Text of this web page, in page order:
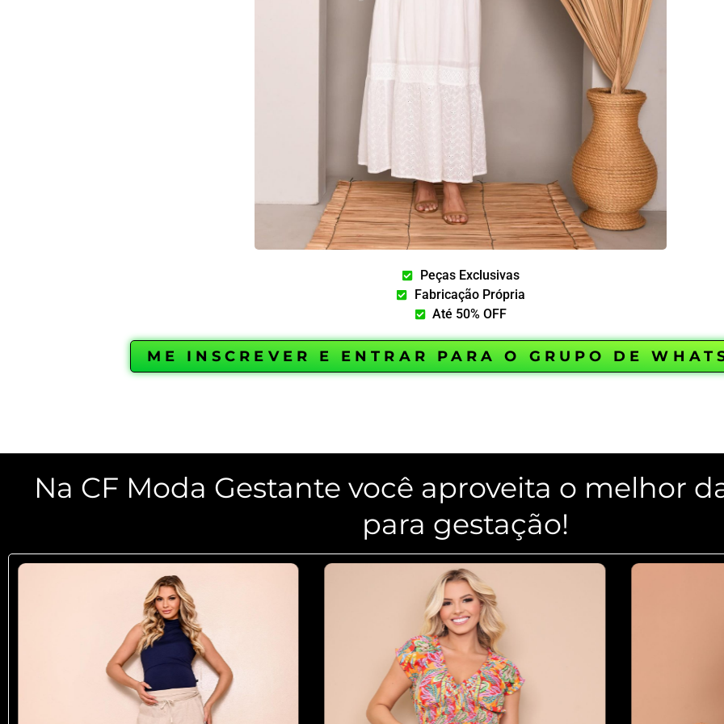
Peças Exclusivas
Fabricação Própria
Até 50% OFF
ME INSCREVER E ENTRAR PARA O GRUPO DE
Na CF Moda Gestante você aproveita o melhor
para gestação!